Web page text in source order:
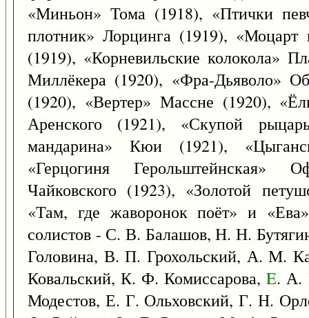
«Миньон» Тома (1918), «Птички
плотник» Лорцинга (1919), «Моцарт
(1919), «Корневильские колокола»
Миллёкера (1920), «Фра-Дьяволо»
(1920), «Вертер» Массне (1920),
Аренского (1921), «Скупой
мандарина» Кюи (1921),
«Герцогиня Герольштейнская»
Чайковского (1923), «Золотой
«Там, где жаворонок поёт» и
солистов - С. В. Балашов, Н. Н.
Головина, В. П. Грохольский, А. М.
Ковальский, К. Ф. Комиссарова,E. А.
Модестов, Е. Г. Ольховский, Г. Н.